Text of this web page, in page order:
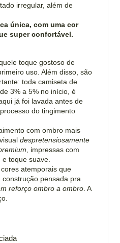
irregular, além de
única, com uma cor
super confortável.
toque gostoso de
uso. Além disso, são
toda camiseta de
3% a 5% no início, é
já foi lavada antes de
do tingimento
com ombro mais
despretensiosamente
, impressas com
toque suave.
atemporais que
pensada pra
reforço ombro a ombro . A